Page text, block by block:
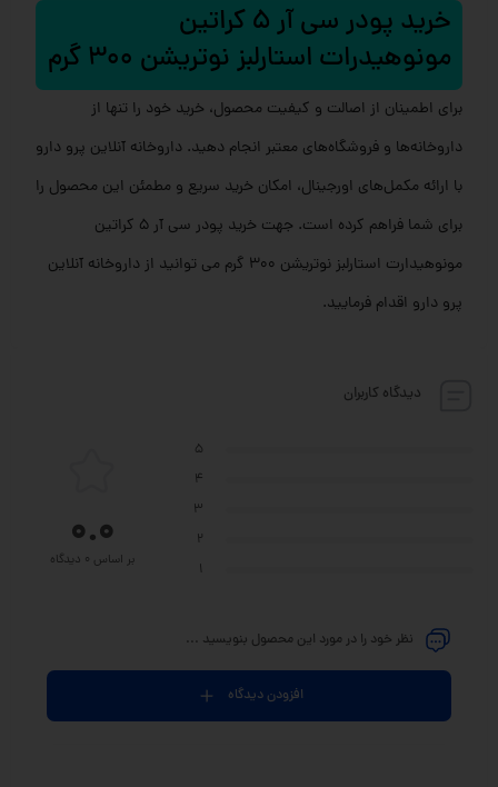
خرید پودر سی آر 5 کراتین
مونوهیدرات استارلبز نوتریشن 300 گرم
برای اطمینان از اصالت و کیفیت محصول، خرید خود را تنها از
داروخانه‌ها و فروشگاه‌های معتبر انجام دهید. داروخانه آنلاین پرو دارو
با ارائه مکمل‌های اورجینال، امکان خرید سریع و مطمئن این محصول را
برای شما فراهم کرده است. جهت خرید پودر سی آر 5 کراتین
مونوهیدارت استارلبز نوتریشن 300 گرم می توانید از داروخانه آنلاین
پرو دارو اقدام فرمایید.
دیدگاه کاربران
5
4
3
2
1
0.0
بر اساس 0 دیدگاه
نظر خود را در مورد این محصول بنویسید ...
افزودن دیدگاه